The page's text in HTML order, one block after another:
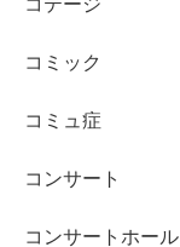
コテージ
コミック
コミュ症
コンサート
コンサートホール